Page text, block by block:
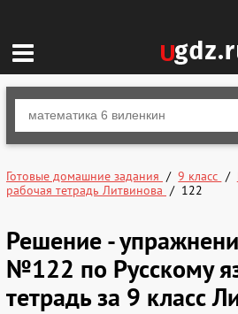
Готовые домашние задания 9 класс
рабочая тетрадь Литвинова
122
Решение -
№122 по Русскому
тетрадь за 9 класс